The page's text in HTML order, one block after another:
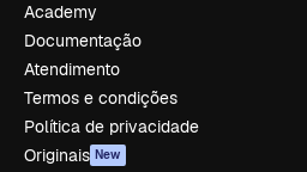
Academy
Documentação
Atendimento
Termos e condições
Política de privacidade
Originais New